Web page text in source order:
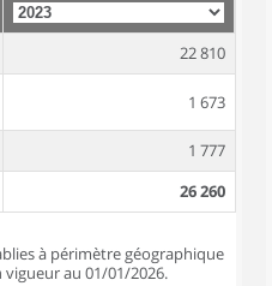
22 810
1 673
1 777
26 260
à périmètre géographique
au 01/01/2026.